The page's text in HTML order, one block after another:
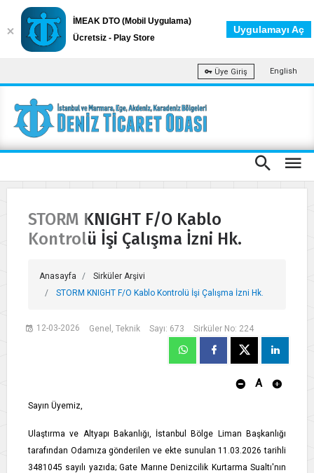
Üye Giriş English
STORM KNIGHT F/O Kablo
Kontrolü İşi Çalışma İzni Hk.
Anasayfa
Sirküler Arşivi
STORM KNIGHT F/O Kablo Kontrolü İşi Çalışma İzni Hk.
12-03-2026 Genel, Teknik Sayı: 673 Sirküler No: 224
A
Sayın Üyemiz,
Ulaştırma ve Altyapı Bakanlığı, İstanbul Bölge Liman Başkanlığı
tarafından Odamıza gönderilen ve ekte sunulan 11.03.2026 tarihli
3481045 sayılı yazıda; Gate Marıne Denizcilik Kurtarma Sualtı'nın
İMEAK DTO (Mobil Uygulama)
Ücretsiz - Play Store
Uygulamayı Aç